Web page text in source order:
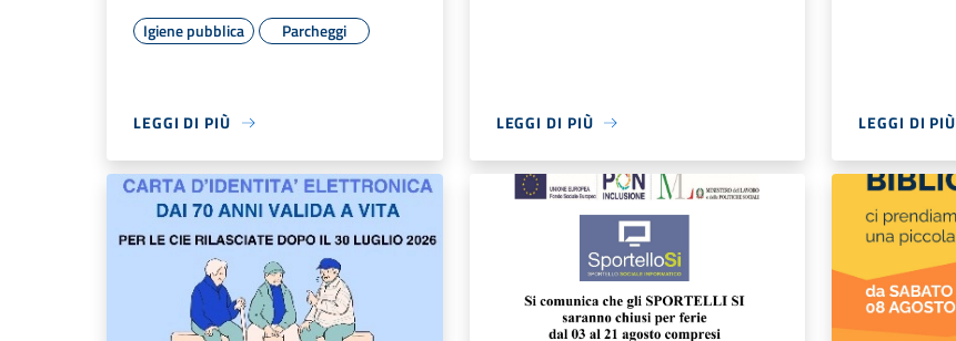
Igiene pubblica Parcheggi
LEGGI DI PIÙ LEGGI DI PIÙ LEGGI DI PIÙ